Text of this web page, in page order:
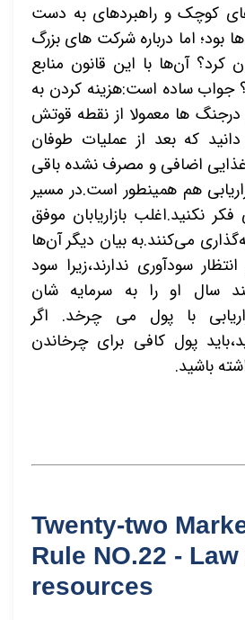
کوچک و راهبردهای به دست
بود؛ اما درباره شرکت های بزرگ
کرد؟ آن‌ها با این قانون منابع
جواب ساده است:هزینه کردن به
ها معمولا از نقطه قوتش
که بعد از عملیات طوفان
اضافی و مصرف نشده باقی
هم همینطور است.در مسیر
نکنید.اغلب بازاریابان موفق
می‌کنند.به بیان دیگر آن‌ها
سودآوری ندارند،زیرا سود
سال او را به سرمایه شان
با پول می چرخد. اگر
پول کافی برای چرخاندن
باشید.
Twenty-two
Rule NO.22 -
resources